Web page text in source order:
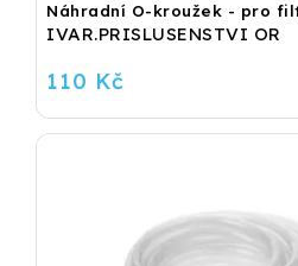
Náhradní O-kroužek - pro
IVAR.PRISLUSENSTVI OR
110 Kč